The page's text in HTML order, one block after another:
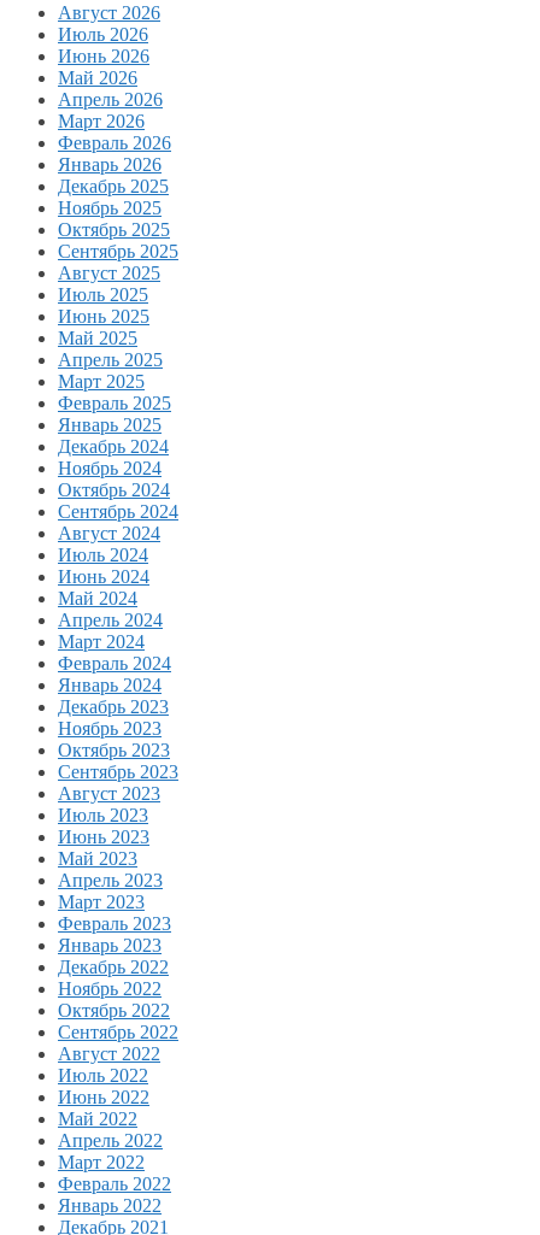
Август 2026
Июль 2026
Июнь 2026
Май 2026
Апрель 2026
Март 2026
Февраль 2026
Январь 2026
Декабрь 2025
Ноябрь 2025
Октябрь 2025
Сентябрь 2025
Август 2025
Июль 2025
Июнь 2025
Май 2025
Апрель 2025
Март 2025
Февраль 2025
Январь 2025
Декабрь 2024
Ноябрь 2024
Октябрь 2024
Сентябрь 2024
Август 2024
Июль 2024
Июнь 2024
Май 2024
Апрель 2024
Март 2024
Февраль 2024
Январь 2024
Декабрь 2023
Ноябрь 2023
Октябрь 2023
Сентябрь 2023
Август 2023
Июль 2023
Июнь 2023
Май 2023
Апрель 2023
Март 2023
Февраль 2023
Январь 2023
Декабрь 2022
Ноябрь 2022
Октябрь 2022
Сентябрь 2022
Август 2022
Июль 2022
Июнь 2022
Май 2022
Апрель 2022
Март 2022
Февраль 2022
Январь 2022
Декабрь 2021